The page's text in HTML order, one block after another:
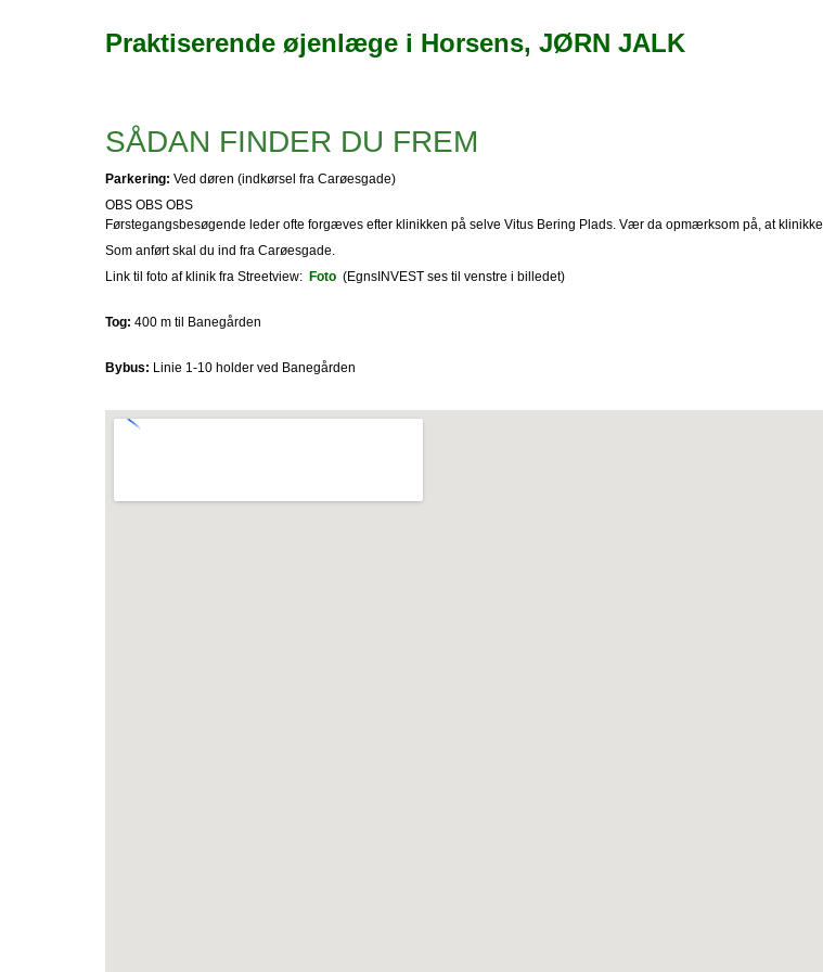
Praktiserende øjenlæge i Horsens, JØRN JALK
SÅDAN FINDER DU FREM
Parkering: Ved døren (indkørsel fra Carøesgade)
OBS OBS OBS
Førstegangsbesøgende leder ofte forgæves efter klinikken på selve Vitus Bering Plads. Vær da opmærksom på, at
Som anført skal du ind fra Carøesgade.
Link til foto af klinik fra Streetview: Foto (EgnsINVEST ses til venstre i billedet)
Tog: 400 m til Banegården
Bybus: Linie 1-10 holder ved Banegården